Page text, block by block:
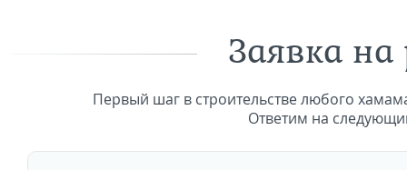
Заявка на
Первый шаг в строительстве любого
Ответим на